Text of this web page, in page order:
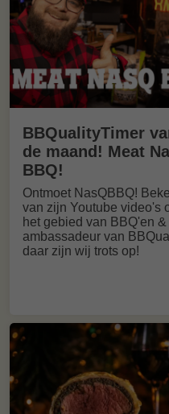
BBQualityTimer
de maand! Meat
BBQ!
Ontmoet NasQBBQ!
van zijn Youtube video's
het gebied van BBQ'en &
ambassadeur van
daar zijn wij trots op!